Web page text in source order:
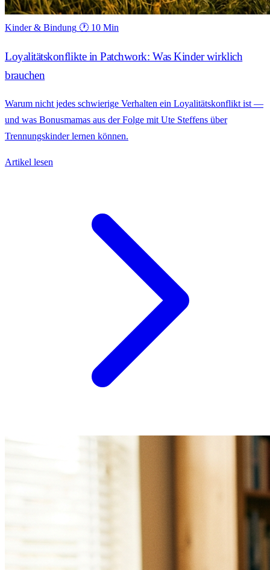
Kinder & Bindung 🕐 10 Min
Loyalitätskonflikte in Patchwork: Was Kinder wirklich
brauchen
Warum nicht jedes schwierige Verhalten ein Loyalitätskonflikt ist —
und was Bonusmamas aus der Folge mit Ute Steffens über
Trennungskinder lernen können.
Artikel lesen